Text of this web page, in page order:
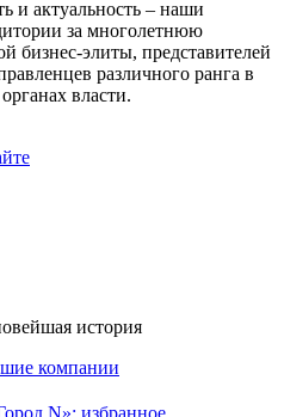
и актуальность – наши
за многолетнюю
бизнес-элиты, представителей
различного ранга в
власти.
история
компании
N»: избранное